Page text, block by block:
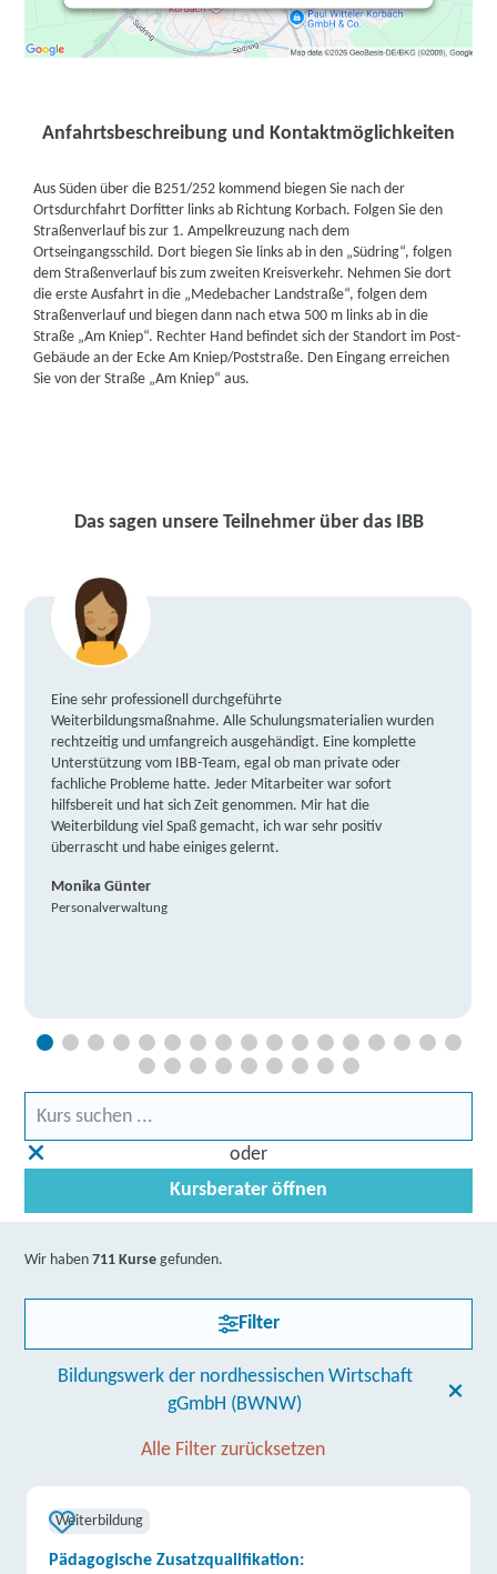
Anfahrtsbeschreibung und Kontaktmöglichkeiten
Aus Süden über die B251/252 kommend biegen Sie nach der
Ortsdurchfahrt Dorfitter links ab Richtung Korbach. Folgen Sie den
Straßenverlauf bis zur 1. Ampelkreuzung nach dem
Ortseingangsschild. Dort biegen Sie links ab in den „Südring“, folgen
dem Straßenverlauf bis zum zweiten Kreisverkehr. Nehmen Sie dort
die erste Ausfahrt in die „Medebacher Landstraße“, folgen dem
Straßenverlauf und biegen dann nach etwa 500 m links ab in die
Straße „Am Kniep“. Rechter Hand befindet sich der Standort im Post-
Gebäude an der Ecke Am Kniep/Poststraße. Den Eingang erreichen
Sie von der Straße „Am Kniep“ aus.
Das sagen unsere Teilnehmer über das IBB
Eine sehr professionell durchgeführte
Weiterbildungsmaßnahme. Alle Schulungsmaterialien wurden
rechtzeitig und umfangreich ausgehändigt. Eine komplette
Unterstützung vom IBB-Team, egal ob man private oder
fachliche Probleme hatte. Jeder Mitarbeiter war sofort
hilfsbereit und hat sich Zeit genommen. Mir hat die
Weiterbildung viel Spaß gemacht, ich war sehr positiv
überrascht und habe einiges gelernt.
Monika Günter
Personalverwaltung
oder
Kursberater öffnen
Wir haben711 Kurse gefunden.
Filter
Bildungswerk der nordhessischen Wirtschaft
gGmbH (BWNW)
Alle Filter zurücksetzen
Weiterbildung
Pädagogische Zusatzqualifikation: